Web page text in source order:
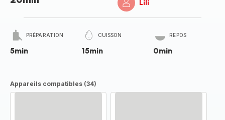
Lili
PRÉPARATION
5min
CUISSON
15min
REPOS
0min
Appareils compatibles (34)